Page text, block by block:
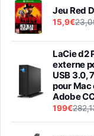
Jeu Red
15,9€
LaCie d2
externe
USB 3.0,
pour Mac
Adobe
199€